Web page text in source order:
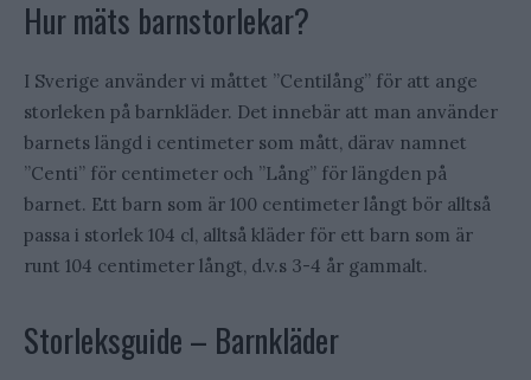
Hur mäts barnstorlekar?
I Sverige använder vi måttet ”Centilång” för att ange
storleken på barnkläder. Det innebär att man använder
barnets längd i centimeter som mått, därav namnet
”Centi” för centimeter och ”Lång” för längden på
barnet. Ett barn som är 100 centimeter långt bör alltså
passa i storlek 104 cl, alltså kläder för ett barn som är
runt 104 centimeter långt, d.v.s 3-4 år gammalt.
Storleksguide – Barnkläder